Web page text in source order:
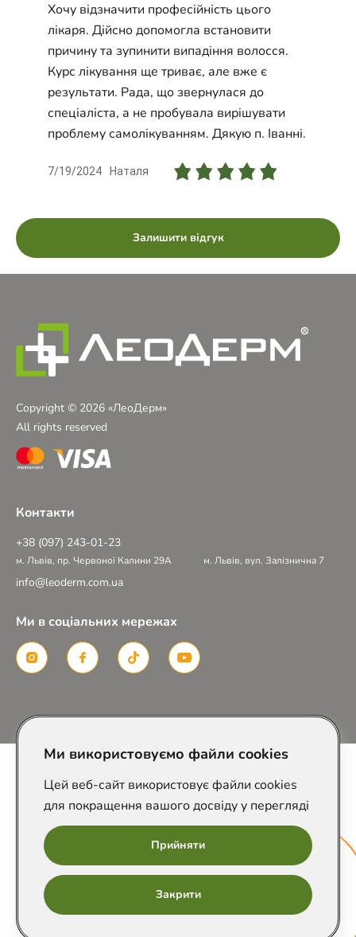
Хочу відзначити професійність цього
лікаря. Дійсно допомогла встановити
причину та зупинити випадіння волосся.
Курс лікування ще триває, але вже є
результати. Рада, що звернулася до
спеціаліста, а не пробувала вирішувати
проблему самолікуванням. Дякую п. Іванні.
7/19/2024 Наталя
Залишити відгук
Copyright © 2026 «ЛеоДерм»
All rights reserved
Контакти
+38 (097) 243-01-23
м. Львів, пр. Червоної Калини 29А м. Львів, вул. Залізнична 7
info@leoderm.com.ua
Ми в соціальних мережах
Ми використовуємо файли cookies
Цей веб-сайт використовує файли cookies
для покращення вашого досвіду у перегляді
Прийняти
Закрити
Онлайн
запис